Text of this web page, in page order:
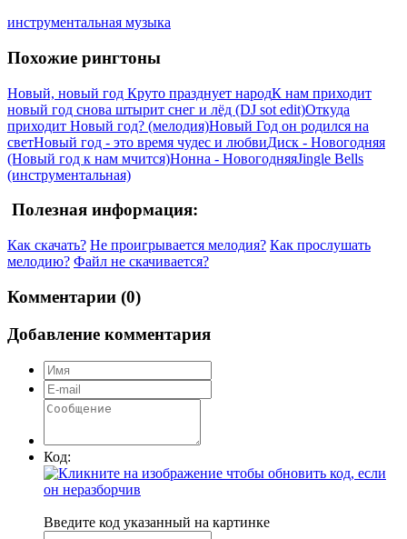
инструментальная музыка
Похожие рингтоны
Новый, новый год Круто празднует народК нам приходит
новый год снова штырит снег и лёд (DJ sot edit)Откуда
приходит Новый год? (мелодия)Новый Год он родился на
светНовый год - это время чудес и любвиДиск - Новогодняя
(Новый год к нам мчится)Нонна - НовогодняяJingle Bells
(инструментальная)
Полезная информация:
Как скачать? Не проигрывается мелодия? Как прослушать
мелодию? Файл не скачивается?
Комментарии (0)
Добавление комментария
Код:
Введите код указанный на картинке